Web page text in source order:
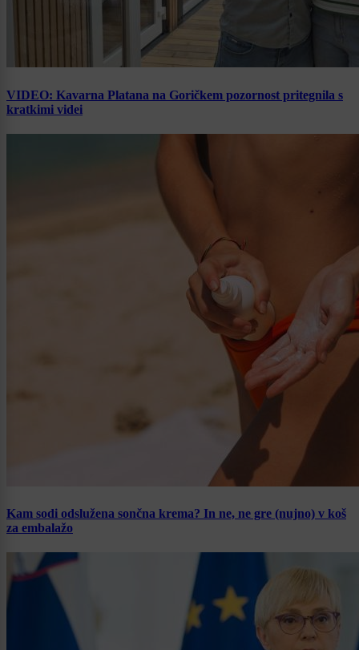
VIDEO: Kavarna Platana na Goričkem pozornost pritegnila s
kratkimi videi
Kam sodi odslužena sončna krema? In ne, ne gre (nujno) v koš
za embalažo